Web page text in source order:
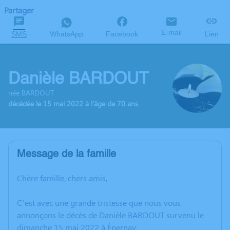
Partager
SMS WhatsApp Facebook E-mail Lien
Danièle BARDOUT
née BARDOUT
décédée le 15 mai 2022 à l'âge de 70 ans
Message de la famille
Chère famille, chers amis,
C’est avec une grande tristesse que nous vous
annonçons le décès de Danièle BARDOUT survenu le
dimanche 15 mai 2022 à Épernay.